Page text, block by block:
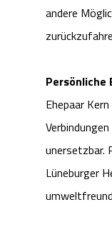
andere
Ehepaar
unersetzbar.
Lüneburger